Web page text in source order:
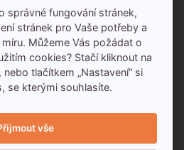
správné fungování stránek,
stránek pro Vaše potřeby a
Můžeme Vás požádat o
cookies? Stačí kliknout na
nebo tlačítkem „Nastavení“ si
se kterými souhlasíte.
vše